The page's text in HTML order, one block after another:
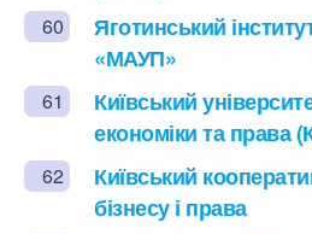
60
Яготинський
«МАУП»
61
Київський
економіки та права
62
Київський
бізнесу і права